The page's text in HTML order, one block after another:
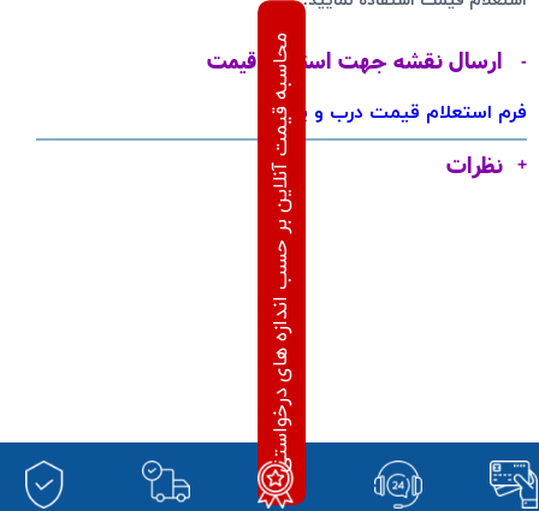
ارسال نقشه جهت استعلام قیمت
فرم استعلام قیمت درب و پنجره
نظرات محاسبه قیمت آنلاین بر حسب اندازه های درخواستی